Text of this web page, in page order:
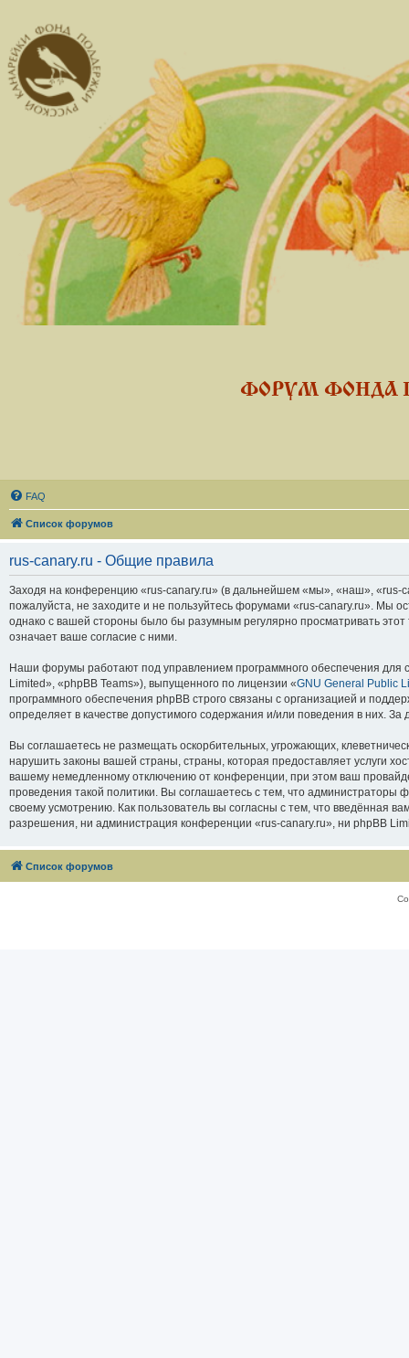
ФОРУМ ФОНДА
FAQ
Список форумов
rus-canary.ru - Общие правила
Заходя на конференцию «rus-canary.ru» (в дальнейшем «мы», «наш», «rus-
пожалуйста, не заходите и не пользуйтесь форумами «rus-canary.ru». Мы
однако с вашей стороны было бы разумным регулярно просматривать
означает ваше согласие с ними.
Наши форумы работают под управлением программного обеспечения
Limited», «phpBB Teams»), выпущенного по лицензии «GNU General Public
программного обеспечения phpBB строго связаны с организацией и
определяет в качестве допустимого содержания и/или поведения в них.
Вы соглашаетесь не размещать оскорбительных, угрожающих,
нарушить законы вашей страны, страны, которая предоставляет услуги
вашему немедленному отключению от конференции, при этом ваш
проведения такой политики. Вы соглашаетесь с тем, что
своему усмотрению. Как пользователь вы согласны с тем, что введённая
разрешения, ни администрация конференции «rus-canary.ru», ни phpBB
Список форумов